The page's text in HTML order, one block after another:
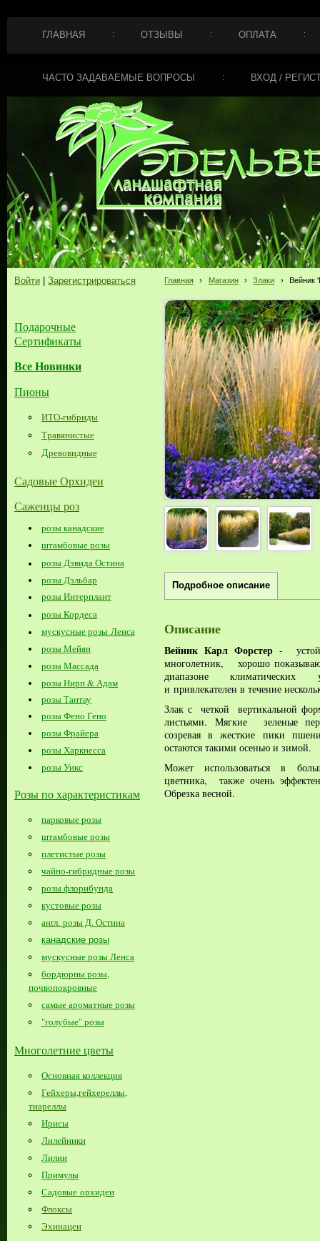
ГЛАВНАЯ ОТЗЫВЫ ОПЛАТА
ЧАСТО ЗАДАВАЕМЫЕ ВОПРОСЫ ВХОД /
Войти Зарегистрироваться
Подарочные
Сертификаты
Все Новинки
Пионы
ИТО-гибриды
Травянистые
Древовидные
Садовые Орхидеи
Саженцы роз
розы канадские
штамбовые розы
розы Дэвида Остина
розы Дэльбар
розы Интерплант
розы Кордеса
мускусные розы Ленса
розы Мейян
розы Массада
розы Нирп & Адам
розы Тантау
розы Фено Гено
розы Фрайера
розы Харкнесса
розы Уикс
Розы по характеристикам
парковые розы
штамбовые розы
плетистые розы
чайно-гибридные розы
розы флорибунда
кустовые розы
англ. розы Д. Остина
канадские розы
мускусные розы Ленса
бордюрны розы,
почвопокровные
самые ароматные розы
"голубые" розы
Многолетние цветы
Основная коллекция
Гейхеры,гейхереллы,
тиареллы
Ирисы
Лилейники
Лилии
Примулы
Садовые орхидеи
Флоксы
Эхинацеи
Главная › Магазин › Злаки › Вейник
Подробное описание
Описание
Вейник Карл Форстер -
многолетник, хорошо
диапазоне
и привлекателен в течение
Злак с четкой вертикальной
листьями. Мягкие зеленые
созревая в жесткие пики
остаются такими осенью и зимой.
Может использоваться в
цветника, также очень
Обрезка весной.